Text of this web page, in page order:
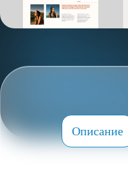
Описание